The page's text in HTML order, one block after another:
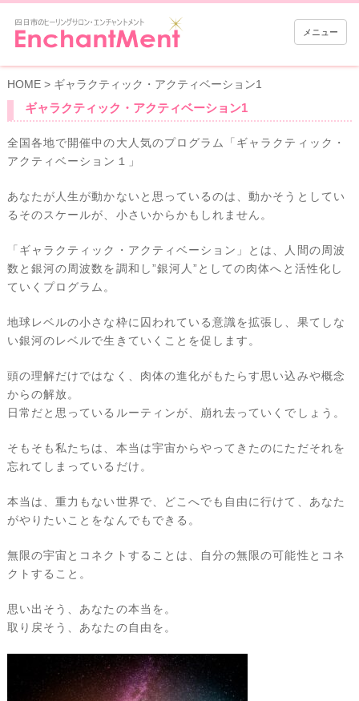
メニュー
HOME> ギャラクティック・アクティベーション1
ギャラクティック・アクティベーション1
全国各地で開催中の大人気のプログラム「ギャラクティック・
アクティベーション１」
あなたが人生が動かないと思っているのは、動かそうとしてい
るそのスケールが、小さいからかもしれません。
「ギャラクティック・アクティベーション」とは、人間の周波
数と銀河の周波数を調和し”銀河人”としての肉体へと活性化し
ていくプログラム。
地球レベルの小さな枠に囚われている意識を拡張し、果てしな
い銀河のレベルで生きていくことを促します。
頭の理解だけではなく、肉体の進化がもたらす思い込みや概念
からの解放。
日常だと思っているルーティンが、崩れ去っていくでしょう。
そもそも私たちは、本当は宇宙からやってきたのにただそれを
忘れてしまっているだけ。
本当は、重力もない世界で、どこへでも自由に行けて、あなた
がやりたいことをなんでもできる。
無限の宇宙とコネクトすることは、自分の無限の可能性とコネ
クトすること。
思い出そう、あなたの本当を。
取り戻そう、あなたの自由を。